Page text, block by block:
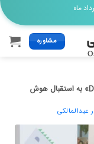
مشاوره
تحولات سئو ۲۰۲۶: گوگل با رویکرد «Deep Dive» به استقبال هوش
عبدالمالکی